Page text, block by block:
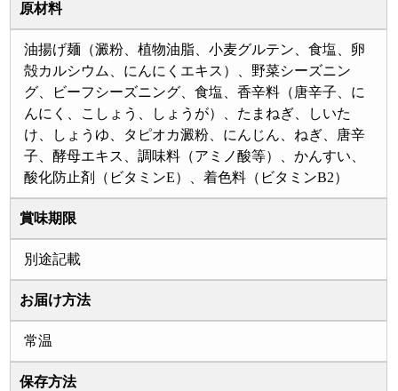
原材料
油揚げ麺（澱粉、植物油脂、小麦グルテン、食塩、卵
殻カルシウム、にんにくエキス）、野菜シーズニン
グ、ビーフシーズニング、食塩、香辛料（唐辛子、に
んにく、こしょう、しょうが）、たまねぎ、しいた
け、しょうゆ、タピオカ澱粉、にんじん、ねぎ、唐辛
子、酵母エキス、調味料（アミノ酸等）、かんすい、
酸化防止剤（ビタミンE）、着色料（ビタミンB2）
賞味期限
別途記載
お届け方法
常温
保存方法